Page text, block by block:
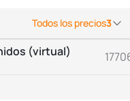
Todos los precios3
(virtual)